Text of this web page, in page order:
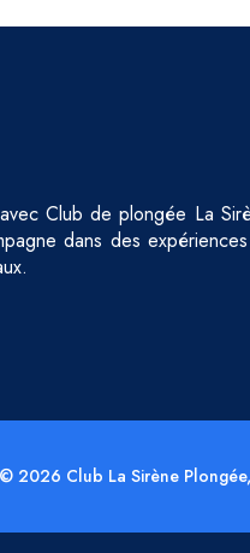
Club de plongée La
dans des
© 2026 Club La Sirène